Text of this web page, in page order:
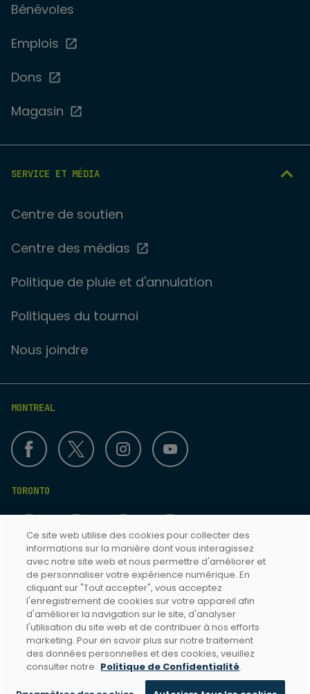
Bénévoles
Emplois
Dons
Magasin
SERVICE ET MÉDIA
Centre de soutien
Centre des médias
Politique de pluie et d'annulation
Politiques du tournoi
Nous joindre
MONTREAL
TORONTO
Termes & Conditions
Politique de confidentialité
Accessibilité Toronto
Accessibilité Montréal
Ce site web utilise des cookies pour collecter des
informations sur la manière dont vous interagissez
avec notre site web et nous permettre d'améliorer et
de personnaliser votre expérience numérique. En
cliquant sur "Tout accepter", vous acceptez
l'enregistrement de cookies sur votre appareil afin
d'améliorer la navigation sur le site, d'analyser
l'utilisation du site web et de contribuer à nos efforts
marketing. Pour en savoir plus sur notre traitement
des données personnelles et des cookies, veuillez
consulter notre Politique de Confidentialité.